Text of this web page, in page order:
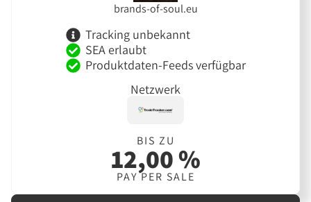
brands-of-soul.eu
Tracking unbekannt
SEA erlaubt
Produktdaten-Feeds verfügbar
Netzwerk
BIS ZU
12,00 %
PAY PER SALE